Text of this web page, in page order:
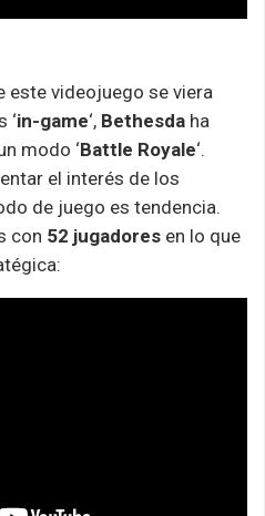
este videojuego se viera
‘in-game‘, Bethesda ha
modo ‘Battle Royale‘.
el interés de los
de juego es tendencia.
con 52 jugadores en lo que